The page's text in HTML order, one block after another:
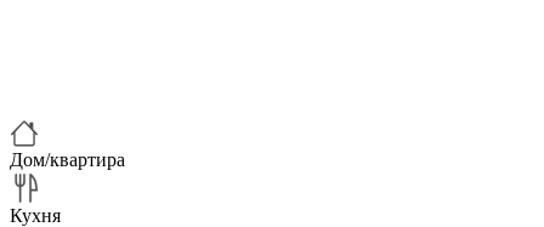
Дом/квартира
Кухня